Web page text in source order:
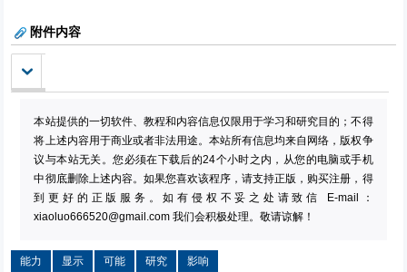
附件内容
metabolism/fulltext/S1550-4131%2825%2900360-2
提取码：WLWWa
本站提供的一切软件、教程和内容信息仅限用于学习和研究目的；不得
将上述内容用于商业或者非法用途。本站所有信息均来自网络，版权争
议与本站无关。您必须在下载后的24个小时之内，从您的电脑或手机
中彻底删除上述内容。如果您喜欢该程序，请支持正版，购买注册，得
到更好的正版服务。如有侵权不妥之处请致信 E-mail：
xiaoluo666520@gmail.com 我们会积极处理。敬请谅解！
能力 显示 可能 研究 影响